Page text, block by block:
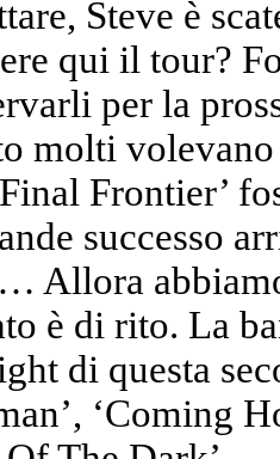
Steve è
qui il tour?
per la
molti
Final Frontier’
successo
Allora
è di rito. La
di questa
‘Coming